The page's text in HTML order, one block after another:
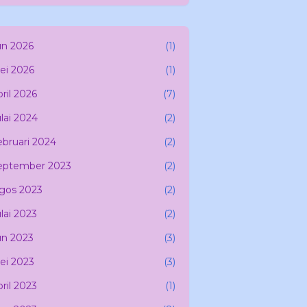
2026
(1)
2026
(1)
2026
(7)
2024
(2)
2024
(2)
2023
(2)
2023
(2)
2023
(2)
2023
(3)
2023
(3)
2023
(1)